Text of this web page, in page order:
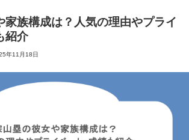
家族構成は？人気の理由やプライ
紹介
年11月18日